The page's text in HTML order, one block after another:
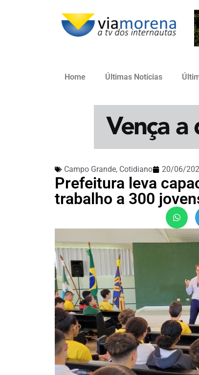
Home Últimas Notícias
Campo Grande, Cotidiano 20/06/
Prefeitura leva
trabalho a 300